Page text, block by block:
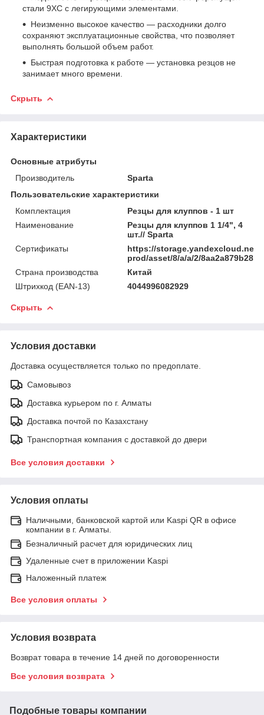
стали 9XC с легирующими элементами.
Неизменно высокое качество — расходники долго
сохраняют эксплуатационные свойства, что позволяет
выполнять большой объем работ.
Быстрая подготовка к работе — установка резцов не
занимает много времени.
Скрыть
Характеристики
Основные атрибуты
Производитель
Sparta
Пользовательские характеристики
Комплектация
Резцы для клуппов - 1 шт
Наименование
Резцы для клуппов 1 1/4", 4
шт.// Sparta
Сертификаты
https://storage.yandexcloud.net/
prod/asset/8/a/a/2/
Страна производства
Китай
Штрихкод (EAN-13)
4044996082929
Скрыть
Условия доставки
Доставка осуществляется только по предоплате.
Самовывоз
Доставка курьером по г. Алматы
Доставка почтой по Казахстану
Транспортная компания с доставкой до двери
Все условия доставки
Условия оплаты
Наличными, банковской картой или Kaspi QR в офисе
компании в г. Алматы.
Безналичный расчет для юридических лиц
Удаленные счет в приложении Kaspi
Наложенный платеж
Все условия оплаты
Условия возврата
Возврат товара в течение 14 дней по договоренности
Все условия возврата
Подобные товары компании